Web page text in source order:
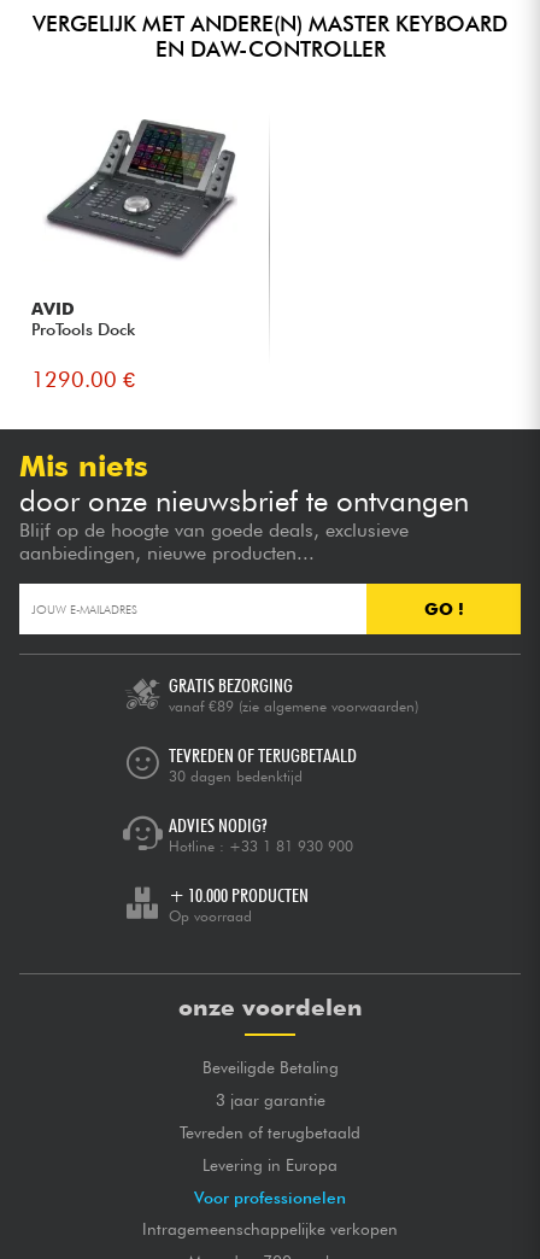
VERGELIJK MET ANDERE(N) MASTER KEYBOARD
EN DAW-CONTROLLER
AVID
ProTools Dock
1290.00 €
Mis niets
door onze nieuwsbrief te ontvangen
Blijf op de hoogte van goede deals, exclusieve
aanbiedingen, nieuwe producten...
GO !
GRATIS BEZORGING
vanaf €89 (zie algemene voorwaarden)
TEVREDEN OF TERUGBETAALD
30 dagen bedenktijd
ADVIES NODIG?
Hotline : +33 1 81 930 900
+ 10.000 PRODUCTEN
Op voorraad
onze voordelen
Beveiligde Betaling
3 jaar garantie
Tevreden of terugbetaald
Levering in Europa
Voor professionelen
Intragemeenschappelijke verkopen